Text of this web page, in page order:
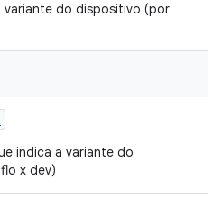
variante do dispositivo (por
indica a variante do
x dev)